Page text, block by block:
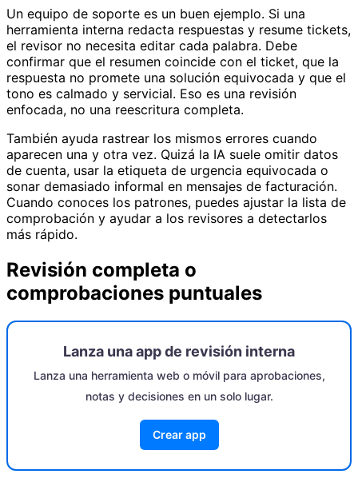
Un equipo de soporte es un buen ejemplo. Si una
herramienta interna redacta respuestas y resume tickets,
el revisor no necesita editar cada palabra. Debe
confirmar que el resumen coincide con el ticket, que la
respuesta no promete una solución equivocada y que el
tono es calmado y servicial. Eso es una revisión
enfocada, no una reescritura completa.
También ayuda rastrear los mismos errores cuando
aparecen una y otra vez. Quizá la IA suele omitir datos
de cuenta, usar la etiqueta de urgencia equivocada o
sonar demasiado informal en mensajes de facturación.
Cuando conoces los patrones, puedes ajustar la lista de
comprobación y ayudar a los revisores a detectarlos
más rápido.
Revisión completa o
comprobaciones puntuales
Lanza una app de revisión interna
Lanza una herramienta web o móvil para aprobaciones,
notas y decisiones en un solo lugar.
Crear app